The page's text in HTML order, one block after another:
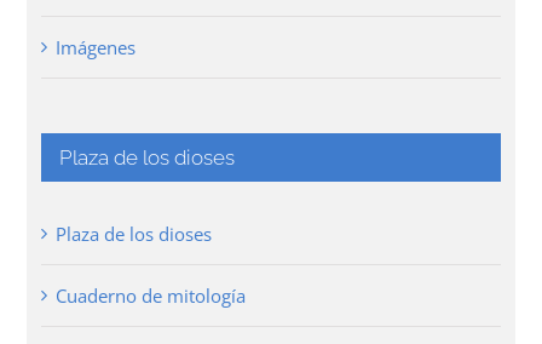
Imágenes
Plaza de los dioses
Plaza de los dioses
Cuaderno de mitología